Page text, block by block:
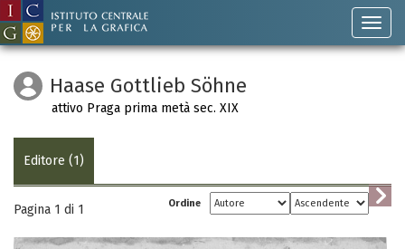
Haase Gottlieb Söhne
attivo Praga prima metà sec. XIX
Editore (1)
Pagina 1 di 1 Ordine